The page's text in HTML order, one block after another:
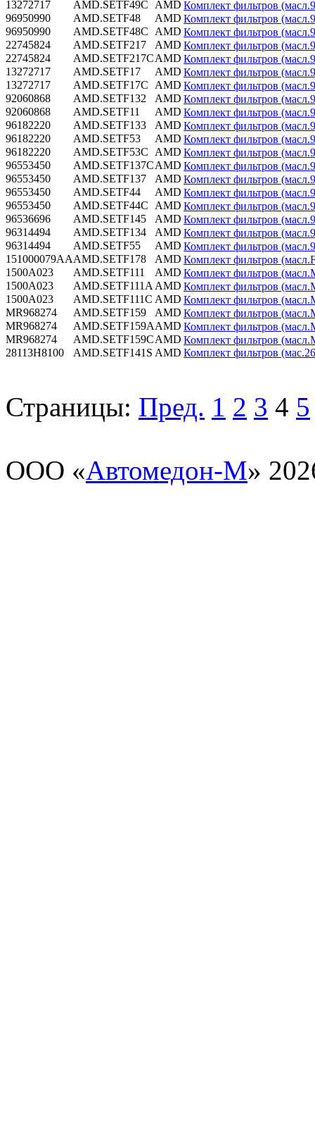
13272717
AMD.SETF49C AMD Комплект фильтров
96950990
AMD.SETF48 AMD Комплект фильтров
96950990
AMD.SETF48C AMD Комплект фильтров
22745824
AMD.SETF217 AMD Комплект фильтров
22745824
AMD.SETF217CAMD Комплект фильтров
13272717
AMD.SETF17 AMD Комплект фильтров
13272717
AMD.SETF17C AMD Комплект фильтров
92060868
AMD.SETF132 AMD Комплект фильтров
92060868
AMD.SETF11 AMD Комплект фильтров
96182220
AMD.SETF133 AMD Комплект фильтров
96182220
AMD.SETF53 AMD Комплект фильтров
96182220
AMD.SETF53C AMD Комплект фильтров
96553450
AMD.SETF137CAMD Комплект фильтров
96553450
AMD.SETF137 AMD Комплект фильтров
96553450
AMD.SETF44 AMD Комплект фильтров
96553450
AMD.SETF44C AMD Комплект фильтров
96536696
AMD.SETF145 AMD Комплект фильтров
96314494
AMD.SETF134 AMD Комплект фильтров
96314494
AMD.SETF55 AMD Комплект фильтров
151000079AAAMD.SETF178 AMD Комплект фильтров
1500A023
AMD.SETF111 AMD Комплект фильтров
1500A023
AMD.SETF111A AMD Комплект фильтров
1500A023
AMD.SETF111C AMD Комплект фильтров
MR968274
AMD.SETF159 AMD Комплект фильтров
MR968274
AMD.SETF159AAMD Комплект фильтров
MR968274
AMD.SETF159CAMD Комплект фильтров
28113H8100
AMD.SETF141S AMD Комплект фильтров
Страницы: Пред. 1 2 3 4 5
ООО «Автомедон-М»